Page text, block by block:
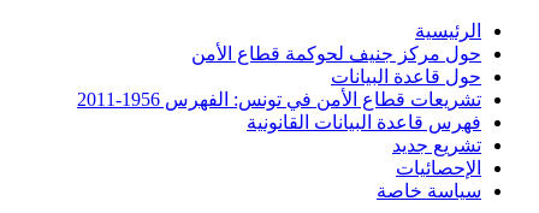
الرئيسية
حول مركز جنيف لحوكمة قطاع الأمن
حول قاعدة البيانات
تشريعات قطاع الأمن في تونس: الفهرس 1956-2011
فهرس قاعدة البيانات القانونية
تشريع جديد
الإحصائيات
سياسة خاصة